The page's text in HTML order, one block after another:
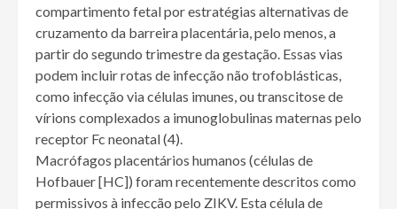
compartimento fetal por estratégias alternativas de
cruzamento da barreira placentária, pelo menos, a
partir do segundo trimestre da gestação. Essas vias
podem incluir rotas de infecção não trofoblásticas,
como infecção via células imunes, ou transcitose de
vírions complexados a imunoglobulinas maternas pelo
receptor Fc neonatal (4).
Macrófagos placentários humanos (células de
Hofbauer [HC]) foram recentemente descritos como
permissivos à infecção pelo ZIKV. Esta célula de